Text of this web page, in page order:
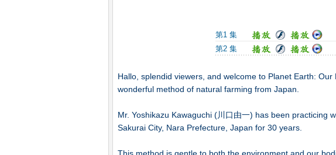
第1 集
第2 集
Hallo, splendid viewers, and welcome to Planet Earth:
wonderful method of natural farming from Japan.
Mr. Yoshikazu Kawaguchi (川口由一) has been practicing
Sakurai City, Nara Prefecture, Japan for 30 years.